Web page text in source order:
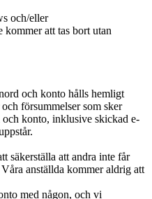
och/eller
kommer att tas bort utan
och konto hålls hemligt
försummelser som sker
konto, inklusive skickad e-
säkerställa att andra inte får
anställda kommer aldrig att
med någon, och vi